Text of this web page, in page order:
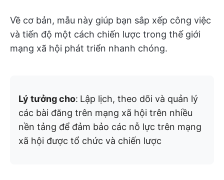
Về cơ bản, mẫu này giúp bạn sắp xếp công việc
và tiến độ một cách chiến lược trong thế giới
mạng xã hội phát triển nhanh chóng.
Lý tưởng cho: Lập lịch, theo dõi và quản lý
các bài đăng trên mạng xã hội trên nhiều
nền tảng để đảm bảo các nỗ lực trên mạng
xã hội được tổ chức và chiến lược